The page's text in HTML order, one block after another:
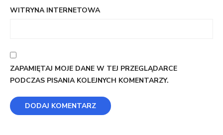
WITRYNA INTERNETOWA
ZAPAMIĘTAJ MOJE DANE W TEJ PRZEGLĄDARCE
PODCZAS PISANIA KOLEJNYCH KOMENTARZY.